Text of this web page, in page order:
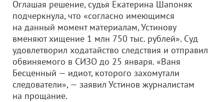
Оглашая решение, судья Екатерина Шапоняк
подчеркнула, что «согласно имеющимся
на данный момент материалам, Устинову
вменяют хищение 1 млн 750 тыс. рублей». Суд
удовлетворил ходатайство следствия и отправил
обвиняемого в СИЗО до 25 января. «Ваня
Бесценный — идиот, которого захомутали
следователи», — заявил Устинов журналистам
на прощание.